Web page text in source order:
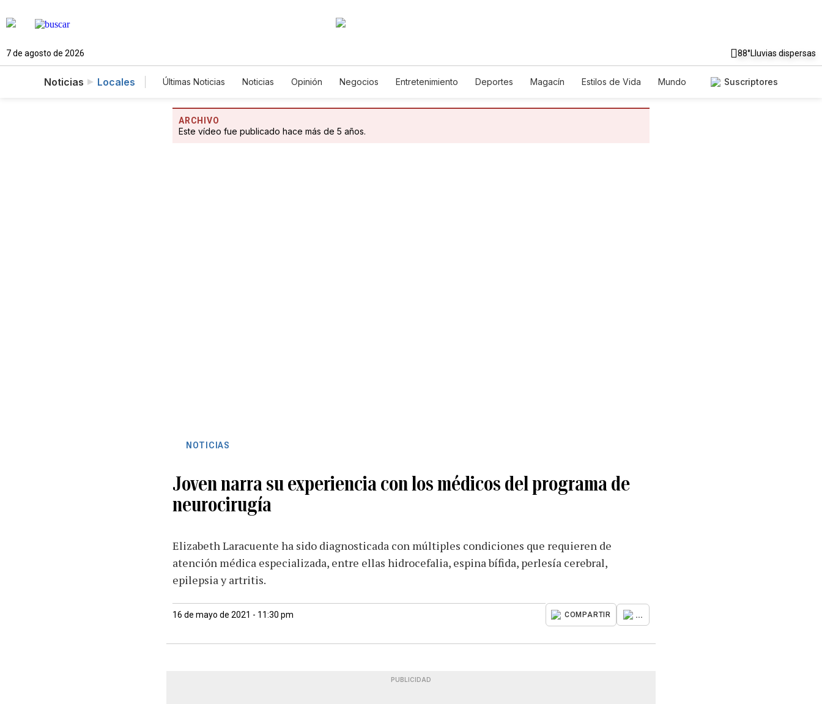
7 de agosto de 2026 88°Lluvias dispersas
Noticias Locales Últimas Noticias Noticias Opinión Negocios Entretenimiento Deportes Magacín Estilos de Vida
Mundo
Suscriptores
ARCHIVO
Este vídeo fue publicado hace más de 5 años.
NOTICIAS
Joven narra su experiencia con los médicos del programa de
neurocirugía
Elizabeth Laracuente ha sido diagnosticada con múltiples condiciones que requieren de
atención médica especializada, entre ellas hidrocefalia, espina bífida, perlesía cerebral,
epilepsia y artritis.
16 de mayo de 2021 - 11:30 pm COMPARTIR ...
PUBLICIDAD